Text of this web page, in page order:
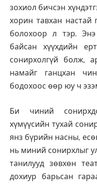
зохиол бичсэн
хорин тавхан настай
болохоор л тэр.
байсан хүүхдийн
сонирхолгүй болж,
намайг ганцхан
бодохоос өөр юу ч
Би чиний
хүмүүсийн тухай
янз бүрийн насны,
нь миний сонирхлыг
танилууд зөвхөн
дохиур барьсан